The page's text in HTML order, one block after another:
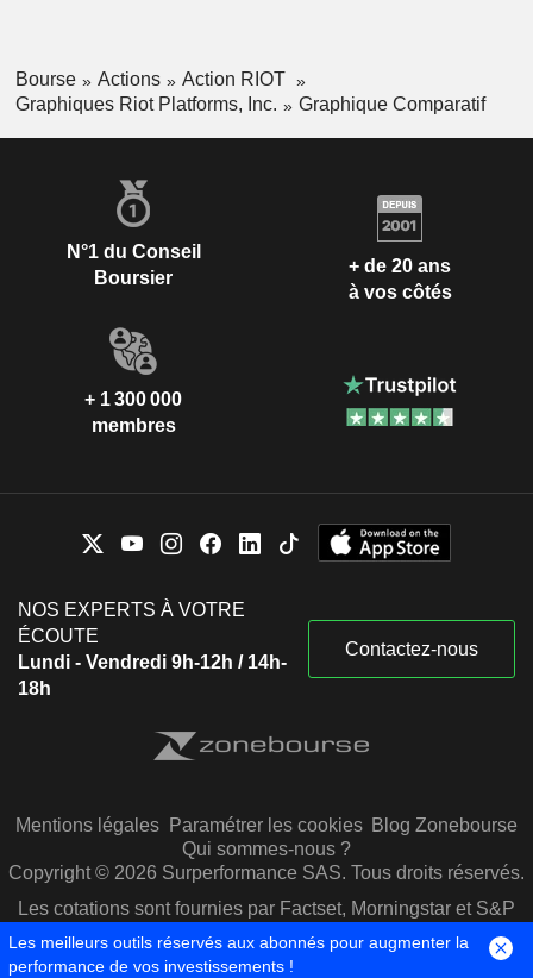
Bourse Actions
Action RIOT
Graphiques Riot Platforms, Inc.
Graphique Comparatif
N°1 du Conseil
Boursier
+ de 20 ans
à vos côtés
+ 1 300 000
membres
NOS EXPERTS À VOTRE
ÉCOUTE
Lundi - Vendredi 9h-12h / 14h-
18h
Contactez-nous
Mentions légales Paramétrer les cookies Blog Zonebourse
Qui sommes-nous ?
Copyright © 2026 Surperformance SAS. Tous droits réservés.
Les cotations sont fournies par Factset, Morningstar et S&P
Capital IQ
Les meilleurs outils réservés aux abonnés pour augmenter la
performance de vos investissements !